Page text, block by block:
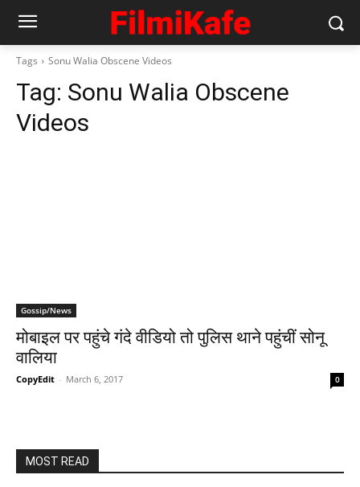
Tags Sonu Walia Obscene Videos
Tag: Sonu Walia Obscene
Videos
Gossip/News
मोबाइल पर पहुंचे गंदे वीडियो तो पुलिस थाने पहुंचीं सोनू
वालिया
CopyEdit - March 6, 2017 0
MOST READ